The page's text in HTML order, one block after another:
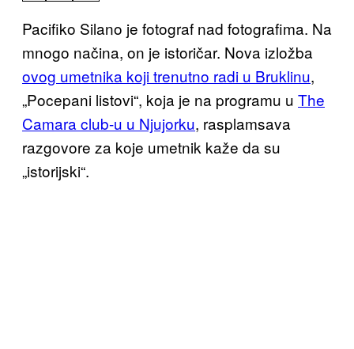
Pacifiko Silano je fotograf nad fotografima. Na
mnogo načina, on je istoričar. Nova izložba
ovog umetnika koji trenutno radi u Bruklinu,
„Pocepani listovi“, koja je na programu u The
Camara club-u u Njujorku, rasplamsava
razgovore za koje umetnik kaže da su
„istorijski“.